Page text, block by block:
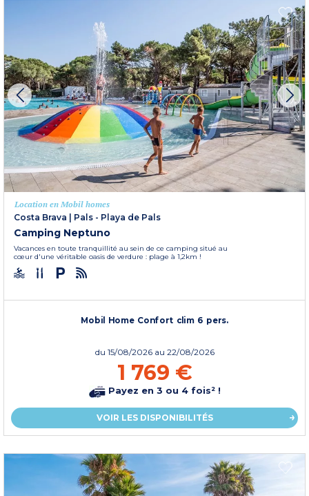
Location en Mobil homes
Costa Brava | Pals - Playa de Pals
Camping Neptuno
Vacances en toute tranquillité au sein de ce camping situé au
cœur d'une véritable oasis de verdure : plage à 1,2km !
Mobil Home Confort clim 6 pers.
du 15/08/2026 au 22/08/2026
1 769 €
Payez en 3 ou 4 fois² !
VOIR LES DISPONIBILITÉS